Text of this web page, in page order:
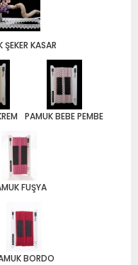
ŞEKER KASAR
PAMUK BEBE PEMBE
FUŞYA
BORDO